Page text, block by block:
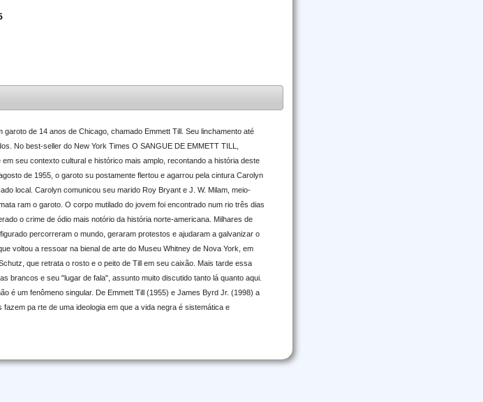
de 14 anos de Chicago, chamado Emmett Till. Seu linchamento até
No best-seller do New York Times O SANGUE DE EMMETT TILL,
seu contexto cultural e histórico mais amplo, recontando a história deste
de 1955, o garoto su postamente flertou e agarrou pela cintura Carolyn
local. Carolyn comunicou seu marido Roy Bryant e J. W. Milam, meio-
ram o garoto. O corpo mutilado do jovem foi encontrado num rio três dias
o crime de ódio mais notório da história norte-americana. Milhares de
percorreram o mundo, geraram protestos e ajudaram a galvanizar o
voltou a ressoar na bienal de arte do Museu Whitney de Nova York, em
que retrata o rosto e o peito de Till em seu caixão. Mais tarde essa
brancos e seu "lugar de fala", assunto muito discutido tanto lá quanto aqui.
é um fenômeno singular. De Emmett Till (1955) e James Byrd Jr. (1998) a
pa rte de uma ideologia em que a vida negra é sistemática e